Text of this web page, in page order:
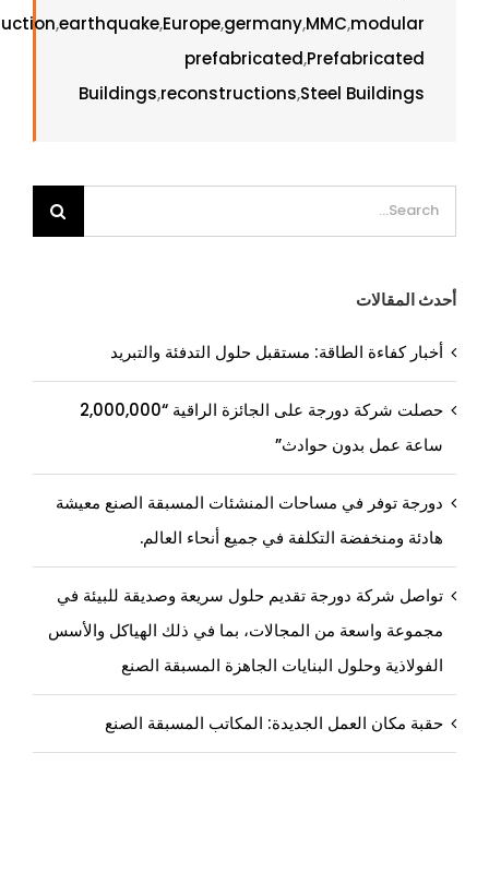
,earthquake,Europe,germany,MMC,modular
prefabricated,Prefabricated
Buildings,reconstructions,Steel Buildings
Search
for:
أحدث المقالات
أخبار كفاءة الطاقة: مستقبل حلول التدفئة والتبريد
حصلت شركة دورجة على الجائزة الراقية “2,000,000
ساعة عمل بدون حوادث”
دورجة توفر في مساحات المنشئات المسبقة الصنع معيشة
هادئة ومنخفضة التكلفة في جميع أنحاء العالم.
تواصل شركة دورجة تقديم حلول سريعة وصديقة للبيئة في
مجموعة واسعة من المجالات، بما في ذلك الهياكل والأسس
الفولاذية وحلول البنايات الجاهزة المسبقة الصنع
حقبة مكان العمل الجديدة: المكاتب المسبقة الصنع